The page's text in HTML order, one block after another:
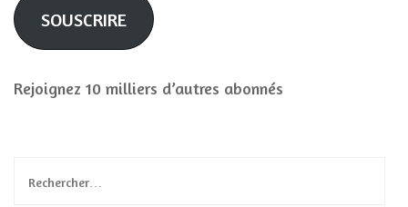
SOUSCRIRE
Rejoignez 10 milliers d’autres abonnés
Rechercher :